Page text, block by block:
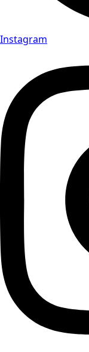
Instagram